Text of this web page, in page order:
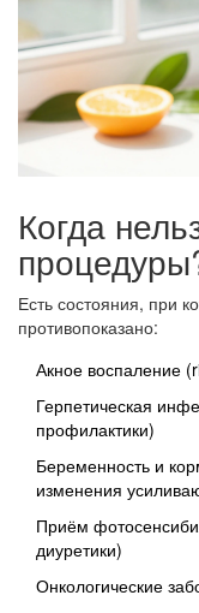
Когда
Есть состояния, при
противопоказано:
Акное воспаление
Герпетическая
профилактики)
Беременность и
изменения
Приём
диуретики)
Онкологические